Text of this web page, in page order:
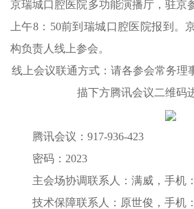
京瑞城口腔医院多功能演播厅，驻京
上午8：50前到瑞城口腔医院报到。
构负责人线上参会。
线上会议联通方式：请各参会常务理
描下方腾讯会议二维码
腾讯会议：917-936-423
密码：2023
主会场协调联系人：满威，手机
技术保障联系人：原世俊，手机